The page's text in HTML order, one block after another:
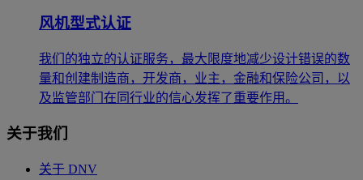
风机型式认证
我们的独立的认证服务，最大限度地减少设计错误的数
量和创建制造商，开发商，业主，金融和保险公司，以
及监管部门在同行业的信心发挥了重要作用。
关于我们
关于 DNV